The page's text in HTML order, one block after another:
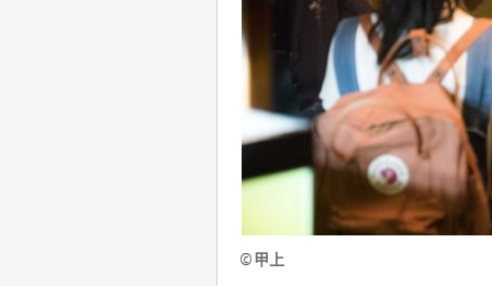
©甲上